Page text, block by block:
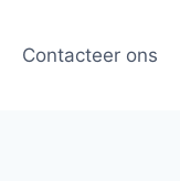
Contacteer ons